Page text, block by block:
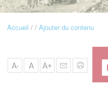
FilAccueil Ajouter du contenu
A- A A+